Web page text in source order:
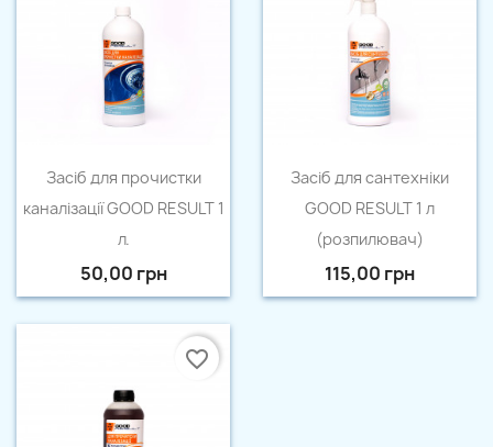
Швидкий перегляд
Засіб для прочистки
каналізації GOOD RESULT 1
л.
50,00 грн
Швидкий перегляд
Засіб для сантехніки
GOOD RESULT 1 л
(розпилювач)
115,00 грн
favorite_border